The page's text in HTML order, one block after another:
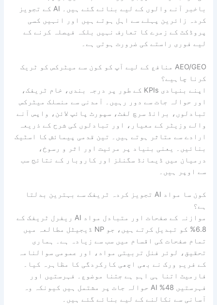
باخبر آنے والوں کے لیے بنائے گئے ہیں۔ AI کے تجویز
کردہ زائرین پہلے سے اہل ہوتے ہیں اور انہیں کسی
پروڈکٹ کے زمرے کا تعارف نہیں بلکہ فیصلہ کرنے کے
لیے فوری راستے کی ضرورت ہوتی ہے۔
AEO/GEO منافع کے لیے آپ کو کون سے میٹرکس کو ٹریک
کرنا چاہیے؟
اپنے بنیادی KPIs کے طور پر درجہ بندی، خام ٹریفک،
اور حوالہ جات سے دور رہیں۔ آمدنی سے منسلک میٹرکس
تبادلوں، برانڈ سرچ لفٹ، سپورٹ پائپ لائن، واپس آنے
والے وزیٹر کے معیار، اور تبادلوں کی شرح کے ذریعہ
ارادے سے متاثر ہوتے ہیں۔ تین قدمی پیمائش کا اسٹیک
بنائیں۔ یعنی بنیاد پر مرئیت اور اثر و رسوخ،
درمیان میں ڈیمانڈ سگنلز اور کاروبار کے نتائج سب
سے اوپر ہیں۔
کون سا مواد AI تجویز کردہ ٹریفک سے بہترین بدلتا
ہے؟
موازنہ کے صفحات اور متبادل مواد AI ریفرل ٹریفک کے
6.8% کو تبدیل کرتے ہیں، جو NP ڈیجیٹل مطالعہ میں
تمام صفحات کی اقسام میں سب سے زیادہ ہے۔ ہماری
تحقیق، لوئر فنل تربیتی مواد، اور عمومی سوالنامہ
کے فریم ورک نے بھی اچھی کارکردگی کا مظاہرہ کیا۔
فارمیٹ اتنا ہی اہم ہے جتنا موضوع۔ فہرستیں اور
فہرستیں 48% AI حوالہ جات پر مشتمل ہیں کیونکہ وہ
آسانی سے نکالنے کے لیے بنائے گئے ہیں۔